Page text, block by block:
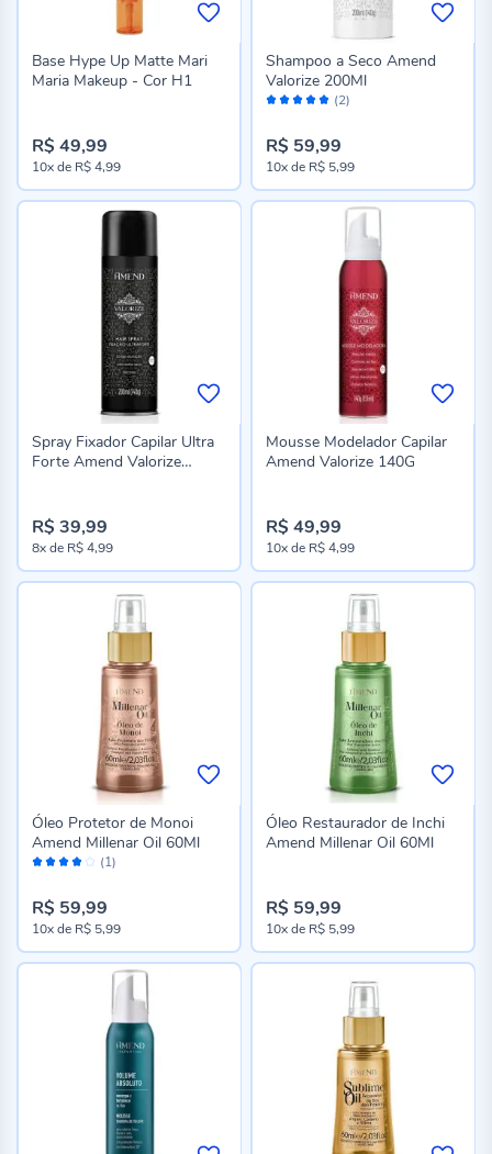
Base Hype Up Matte Mari
Maria Makeup - Cor H1
R$ 49,99
10xde R$ 4,99
Avaliação: (2)
Shampoo a Seco Amend
Valorize 200Ml
R$ 59,99
10xde R$ 5,99
Spray Fixador Capilar Ultra
Forte Amend Valorize
R$ 39,99
8xde R$ 4,99
Mousse Modelador Capilar
Amend Valorize 140G
R$ 49,99
10xde R$ 4,99
Avaliação: (1)
Óleo Protetor de Monoi
Amend Millenar Oil 60Ml
R$ 59,99
10xde R$ 5,99
Óleo Restaurador de Inchi
Amend Millenar Oil 60Ml
R$ 59,99
10xde R$ 5,99